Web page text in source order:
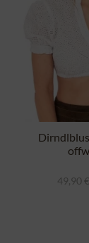
49,90 €